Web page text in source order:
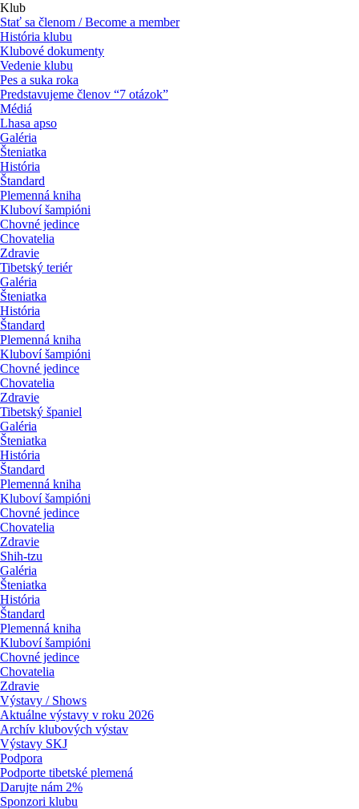
Klub
Stať sa členom / Become a member
História klubu
Klubové dokumenty
Vedenie klubu
Pes a suka roka
Predstavujeme členov “7 otázok”
Médiá
Lhasa apso
Galéria
Šteniatka
História
Štandard
Plemenná kniha
Kluboví šampióni
Chovné jedince
Chovatelia
Zdravie
Tibetský teriér
Galéria
Šteniatka
História
Štandard
Plemenná kniha
Kluboví šampióni
Chovné jedince
Chovatelia
Zdravie
Tibetský španiel
Galéria
Šteniatka
História
Štandard
Plemenná kniha
Kluboví šampióni
Chovné jedince
Chovatelia
Zdravie
Shih-tzu
Galéria
Šteniatka
História
Štandard
Plemenná kniha
Kluboví šampióni
Chovné jedince
Chovatelia
Zdravie
Výstavy / Shows
Aktuálne výstavy v roku 2026
Archív klubových výstav
Výstavy SKJ
Podpora
Podporte tibetské plemená
Darujte nám 2%
Sponzori klubu